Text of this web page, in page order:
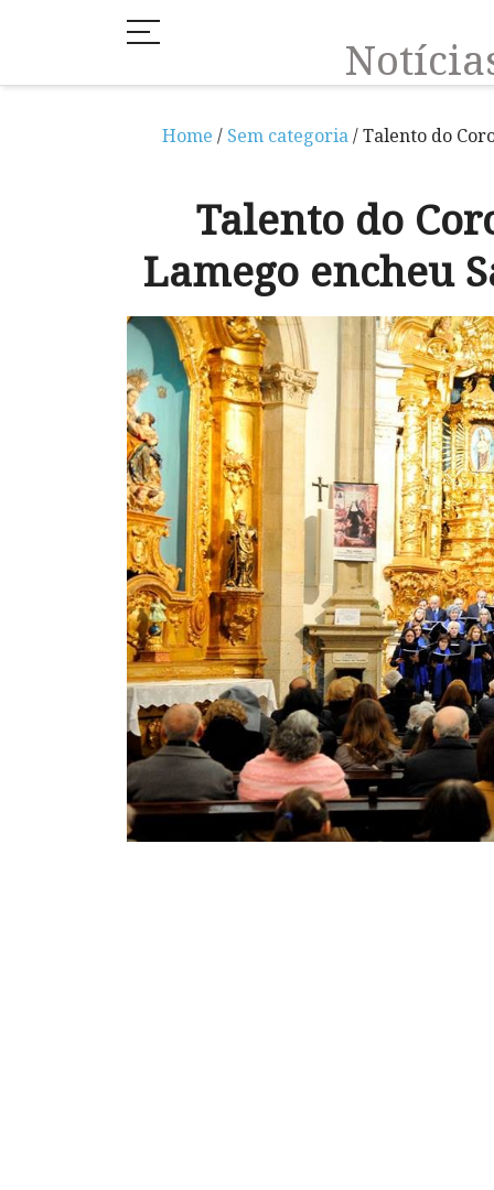
Home / Sem categoria/ Talento do
Talento do
Lamego encheu